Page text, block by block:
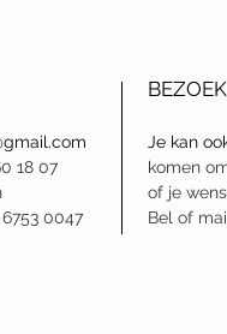
18 07
0047
BEZOEK
Je kan
komen
of je
Bel of